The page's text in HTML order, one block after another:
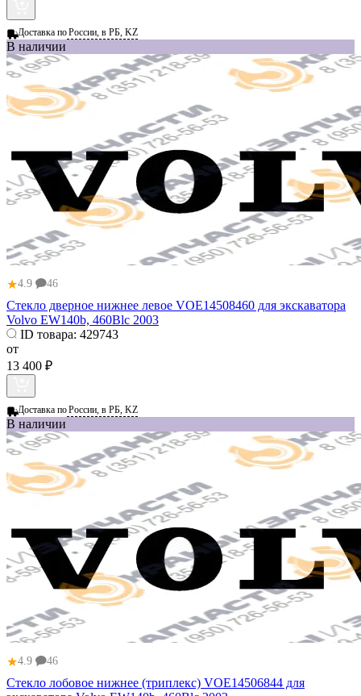
Доставка поРоссии, в РБ, KZ
В наличии
★4.9 46
Стекло дверное нижнее левое VOE14508460 для экскаватора
Volvo EW140b, 460Blc 2003
ID товара: 429743
от
13 400 ₽
Доставка поРоссии, в РБ, KZ
В наличии
★4.9 46
Стекло лобовое нижнее (триплекс) VOE14506844 для